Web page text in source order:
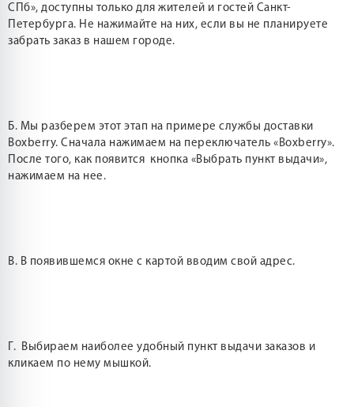
СПб», доступны только для жителей и гостей Санкт-
Петербурга. Не нажимайте на них, если вы не планируете
забрать заказ в нашем городе.
Б. Мы разберем этот этап на примере службы доставки
Boxberry. Сначала нажимаем на переключатель «Boxberry».
После того, как появится кнопка «Выбрать пункт выдачи»,
нажимаем на нее.
В. В появившемся окне с картой вводим свой адрес.
Г. Выбираем наиболее удобный пункт выдачи заказов и
кликаем по нему мышкой.